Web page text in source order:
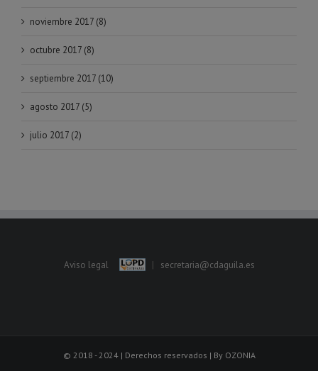
noviembre 2017 (8)
octubre 2017 (8)
septiembre 2017 (10)
agosto 2017 (5)
julio 2017 (2)
Aviso legal | secretaria@cdaguila.es
© 2018 - 2024 | Derechos reservados | By OZONIA